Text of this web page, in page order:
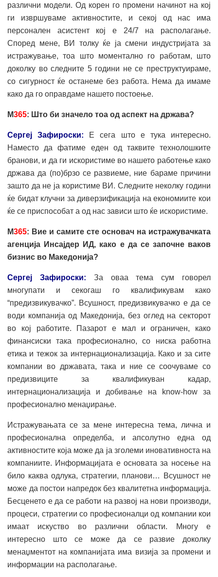
различни модели. Од корен го промени начинот на кој
ги извршуваме активностите, и секој од нас има
персонален асистент кој е 24/7 на располагање.
Според мене, ВИ толку ќе ја смени индустријата за
истражување, тоа што моментално го работам, што
доколку во следните 5 години не се преструктуираме,
со сигурност ќе останеме без работа. Нема да имаме
како да го оправдаме нашето постоење.
М365: Што би значело тоа од аспект на држава?
Сергеј Зафироски:
Е сега што е тука интересно.
Наместо да фатиме еден од таквите технолошките
бранови, и да ги искористиме во нашето работење како
држава да (по)брзо се развиеме, ние бараме причини
зашто да не ја користиме ВИ. Следните неколку години
ќе бидат клучни за диверзификација на економиите кои
ќе се приспособат а од нас зависи што ќе искористиме.
М365: Вие и самите сте основач на истражувачката
агенција Инсајдер ИД, како е да се започне ваков
бизнис во Македонија?
Сергеј Зафироски: За оваа тема сум говорел
многупати и секогаш го квалификувам како
“предизвикувачко”. Всушност, предизвикувачко е да се
води компанија од Македонија, без оглед на секторот
во кој работите. Пазарот е мал и ограничен, како
финансиски така професионално, со ниска работна
етика и тежок за интернационализација. Како и за сите
компании во државата, така и ние се соочуваме со
предизвиците за квалификуван кадар,
интернационализација и добивање на know-how за
професионално менаџирање.
Истражувањата се за мене интересна тема, лична и
професионална определба, и апсолутно една од
активностите која може да ја зголеми иновативноста на
компаниите. Информацијата е основата за носење на
било каква одлука, стратегии, планови… Всушност не
може да постои напредок без квалитетна информација.
Бесценето е да се работи на развој на нови производи,
процеси, стратегии со професионалци од компании кои
имаат искуство во различни области. Многу е
интересно што се може да се развие доколку
менаџментот на компанијата има визија за промени и
информации на располагање.